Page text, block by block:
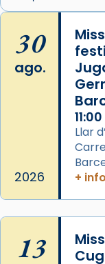
Memòria de
partir de
que les
eterna”) són
frare Joan
que les
Mataró en
View on Facebook
30
ago.
2026
11:00
Llar
+ info
13